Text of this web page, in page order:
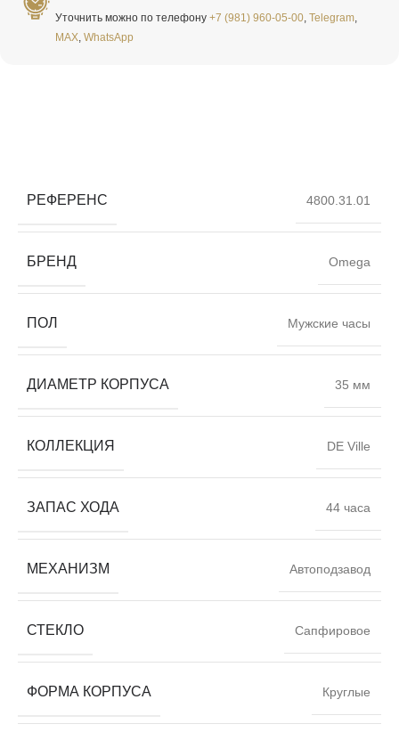
Уточнить можно по телефону +7 (981) 960-05-00, Telegram,
MAX, WhatsApp
РЕФЕРЕНС 4800.31.01
БРЕНД Omega
ПОЛ Мужские часы
ДИАМЕТР КОРПУСА 35 мм
КОЛЛЕКЦИЯ DE Ville
ЗАПАС ХОДА 44 часа
МЕХАНИЗМ Автоподзавод
СТЕКЛО Сапфировое
ФОРМА КОРПУСА Круглые